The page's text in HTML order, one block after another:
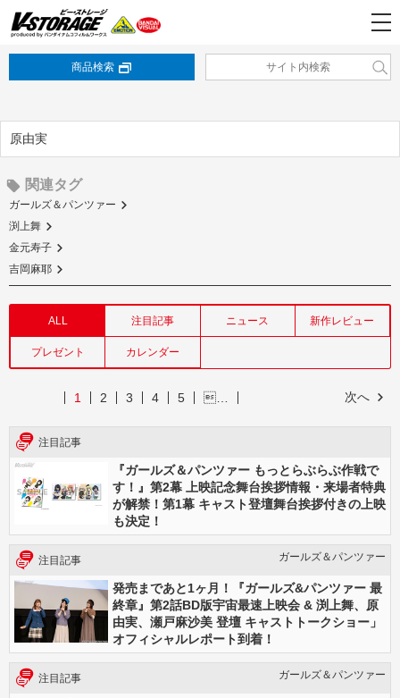
商品検索
原由実
関連タグ
ガールズ＆パンツァー
渕上舞
金元寿子
吉岡麻耶
ALL 注目記事 ニュース 新作レビュー
プレゼント カレンダー
次へ
1 2 3 4 5 …
注目記事
『ガールズ＆パンツァー もっとらぶらぶ作戦で
す！』第2幕 上映記念舞台挨拶情報・来場者特典
が解禁！第1幕 キャスト登壇舞台挨拶付きの上映
も決定！
注目記事 ガールズ＆パンツァー
発売まであと1ヶ月！『ガールズ&パンツァー 最
終章』第2話BD版宇宙最速上映会 & 渕上舞、原
由実、瀬戸麻沙美 登壇 キャストトークショー」
オフィシャルレポート到着！
注目記事 ガールズ＆パンツァー